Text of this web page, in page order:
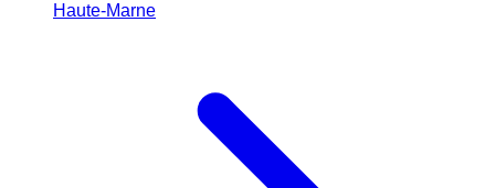
Haute-Marne